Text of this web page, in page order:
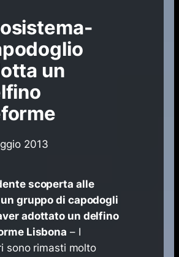
un
2013
scoperta alle
gruppo di capodogli
adottato un delfino
Lisbona – I
sono rimasti molto